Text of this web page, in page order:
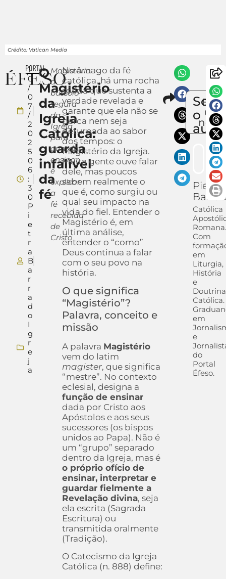
Crédito: Vatican Media
1
0
/
0
7
/
2
0
2
5
0
6
:
3
0
P
i
e
t
r
a
B
a
r
r
a
d
o
I
g
r
e
j
a
O
Magistério
da
Igreja
Católica:
guarda
infalível
da
fé
Magistério:
a
bússola
segura
da
Igreja
para
guardar,
ensinar
e
explicar
a
fé
recebida
de
Cristo
No âmago da fé
católica, há uma rocha
sólida que sustenta a
verdade revelada e
garante que ela não se
perca nem seja
deturpada ao sabor
dos tempos: o
Magistério da Igreja.
Muita gente ouve falar
dele, mas poucos
sabem realmente o
que é, como surgiu ou
qual seu impacto na
vida do fiel. Entender o
Magistério é, em
última análise,
entender o “como”
Deus continua a falar
com o seu povo na
história.
O que significa
“Magistério”?
Palavra, conceito e
missão
A palavra Magistério
vem do latim
magister, que significa
“mestre”. No contexto
eclesial, designa a
função de ensinar
dada por Cristo aos
Apóstolos e aos seus
sucessores (os bispos
unidos ao Papa). Não é
um “grupo” separado
dentro da Igreja, mas é
o próprio ofício de
ensinar, interpretar e
guardar fielmente a
Revelação divina, seja
ela escrita (Sagrada
Escritura) ou
transmitida oralmente
(Tradição).
O Catecismo da Igreja
Católica (n. 888) define:
o
Pietra
Católica
Com
em
Liturgia,
História
e
Doutrina
Católica.
em
e
do
Portal
Éfeso.